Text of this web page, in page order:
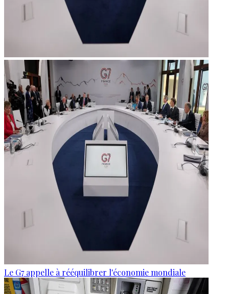
Le G7 appelle à rééquilibrer l'économie mondiale